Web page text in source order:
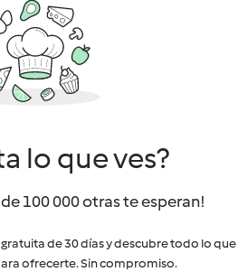
lo que ves?
100 000 otras te esperan!
de 30 días y descubre todo lo que
ofrecerte. Sin compromiso.